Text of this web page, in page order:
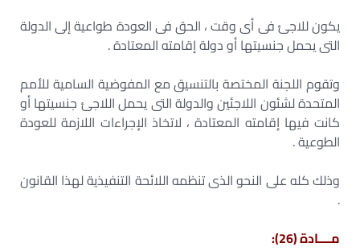
يكون للاجئ فى أى وقت ، الحق فى العودة طواعية إلى الدولة
التى يحمل جنسيتها أو دولة إقامته المعتادة .
وتقوم اللجنة المختصة بالتنسيق مع المفوضية السامية للأمم
المتحدة لشئون اللاجئين والدولة التى يحمل اللاجئ جنسيتها أو
كانت فيها إقامته المعتادة ، لاتخاذ الإجراءات اللازمة للعودة
الطوعية .
وذلك كله على النحو الذى تنظمه اللائحة التنفيذية لهذا القانون
.
مــــادة (26):